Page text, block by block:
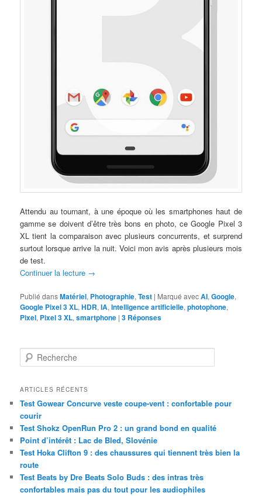
Attendu au tournant, à une époque où les smartphones haut de
gamme se doivent d’être très bons en photo, ce Google Pixel 3
XL tient la comparaison avec plusieurs concurrents, et surprend
surtout lorsque arrive la nuit. Voici mon avis après plusieurs mois
de test.
Continuer la lecture →
Publié dansMatériel, Photographie,Test | Marqué avecAI,Google,
Google Pixel 3 XL,HDR,IA,Intelligence artificielle,photophone,
Pixel, Pixel 3 XL,smartphone |3 Réponses
e
h
r
c
h
e
ARTICLES RÉCENTS
Test Gowear Concurve veste coupe-vent : confortable pour
courir
Test Shokz OpenRun Pro 2 : un grand bond en qualité
Point d’intérêt : Lac de Bled, Slovénie
Test Hoka Clifton 9 : des chaussures qui tiennent très bien la
route
Test Beats by Dre Beats Solo Buds : des intras très
confortables mais pas du tout pour les audiophiles